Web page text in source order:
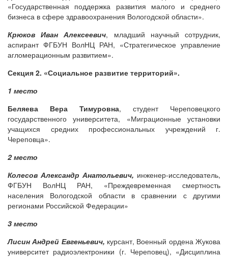
«Государственная поддержка развития малого и среднего
бизнеса в сфере здравоохранения Вологодской области».
Крюков Иван Алексеевич, младший научный сотрудник,
аспирант ФГБУН ВолНЦ РАН, «Стратегическое управление
агломерационным развитием».
Секция 2. «Социальное развитие территорий».
1 место
Беляева Вера Тимуровна, студент Череповецкого
государственного университета, «Миграционные установки
учащихся средних профессиональных учреждений г.
Череповца».
2 место
Колесов Александр Анатольевич, инженер-исследователь,
ФГБУН ВолНЦ РАН, «Преждевременная смертность
населения Вологодской области в сравнении с другими
регионами Российской Федерации»
3 место
Лисин Андрей Евгеньевич, курсант, Военный ордена Жукова
университет радиоэлектроники (г. Череповец), «Дисциплина